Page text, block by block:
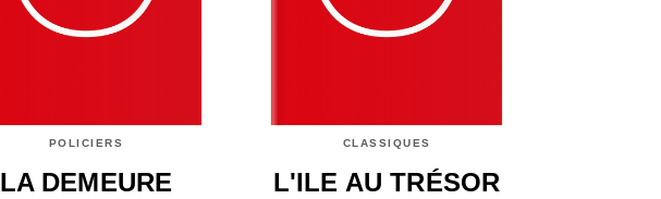
POLICIERS
LA DEMEURE
CLASSIQUES
L'ILE AU TRÉSOR